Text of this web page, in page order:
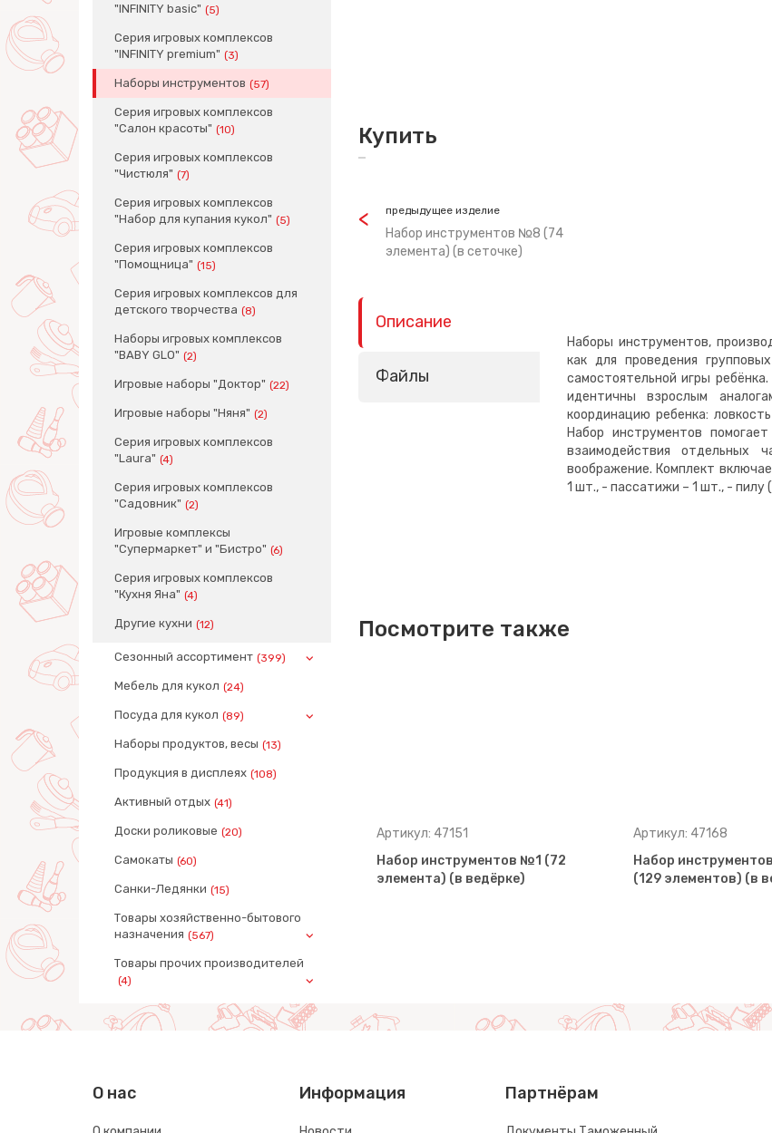
"INFINITY basic" (5)
Серия игровых комплексов
"INFINITY premium" (3)
Наборы инструментов (57)
Серия игровых комплексов
"Салон красоты" (10)
Серия игровых комплексов
"Чистюля" (7)
Серия игровых комплексов
"Набор для купания кукол" (5)
Серия игровых комплексов
"Помощница" (15)
Серия игровых комплексов для
детского творчества (8)
Наборы игровых комплексов
"BABY GLO" (2)
Игровые наборы "Доктор" (22)
Игровые наборы "Няня" (2)
Серия игровых комплексов
"Laura" (4)
Серия игровых комплексов
"Садовник" (2)
Игровые комплексы
"Супермаркет" и "Бистро" (6)
Серия игровых комплексов
"Кухня Яна" (4)
Другие кухни (12)
Сезонный ассортимент (399)
Мебель для кукол (24)
Посуда для кукол (89)
Наборы продуктов, весы (13)
Продукция в дисплеях (108)
Активный отдых (41)
Доски роликовые (20)
Самокаты (60)
Санки-Ледянки (15)
Товары хозяйственно-бытового
назначения (567)
Товары прочих производителей
(4)
Купить
предыдущее изделие
Набор инструментов №8 (74
элемента) (в сеточке)
Описание
Файлы
Наборы инструментов,
как для проведения
самостоятельной игры
идентичны взрослым
координацию ребенка:
Набор инструментов
взаимодействия отдельных
воображение. Комплект
1 шт., - пассатижи – 1 шт., - пилу
Посмотрите также
Артикул: 59284
Набор инструментов №13 (6
Артикул: 47151
Набор инструментов №1 (72
элемента) (в ведёрке)
Артикул: 47168
Набор
(129 элементов) (в
О нас Информация Партнёрам